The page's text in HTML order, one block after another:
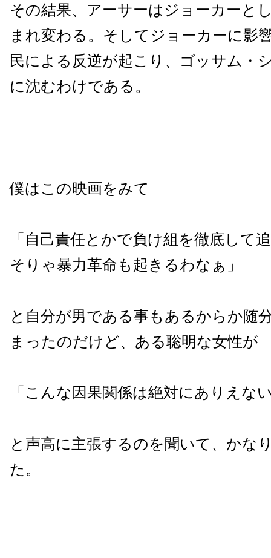
その結果、アーサーはジョーカーと
まれ変わる。そしてジョーカーに影
民による反逆が起こり、ゴッサム・
に沈むわけである。
僕はこの映画をみて
「自己責任とかで負け組を徹底して
そりゃ暴力革命も起きるわなぁ」
と自分が男である事もあるからか随
まったのだけど、ある聡明な女性が
「こんな因果関係は絶対にありえな
と声高に主張するのを聞いて、かな
た。